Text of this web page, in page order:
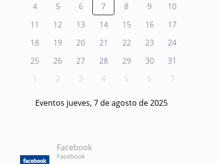
4
5 6 7 8 9
10
11
12 13 14 15 16
17
18
19 20 21 22 23
24
25
26 27 28 29 30
31
1
2 3 4 5 6 7
Eventos jueves, 7 de agosto de 2025
Facebook
Facebook